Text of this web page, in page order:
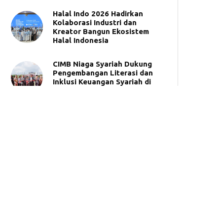
Halal Indo 2026 Hadirkan
Kolaborasi Industri dan
Kreator Bangun Ekosistem
Halal Indonesia
CIMB Niaga Syariah Dukung
Pengembangan Literasi dan
Inklusi Keuangan Syariah di